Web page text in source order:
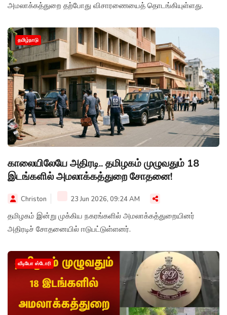
அமலாக்கத்துறை தற்போது விசாரணையைத் தொடங்கியுள்ளது.
தமிழ்நாடு
காலையிலேயே அதிரடி.. தமிழகம் முழுவதும் 18
இடங்களில் அமலாக்கத்துறை சோதனை!
Christon 23 Jun 2026, 09:24 AM
தமிழகம் இன்று முக்கிய நகரங்களில் அமலாக்கத்துறையினர்
அதிரடிச் சோதனையில் ஈடுபட்டுள்ளனர்.
வீடியோ ஸ்டோரி